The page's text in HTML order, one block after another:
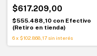
cómodo para sesiones largas
$617.209,00
$555.488,10 con Efectivo
(Retiro en tienda)
6x $102.868,17 sin interés